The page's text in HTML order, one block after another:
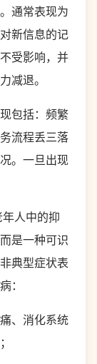
通常表现为
新信息的记
受影响，并
减退。
包括：频繁
流程丢三落
。一旦出现
人中的抑
是一种可识
典型症状表
：
、消化系统